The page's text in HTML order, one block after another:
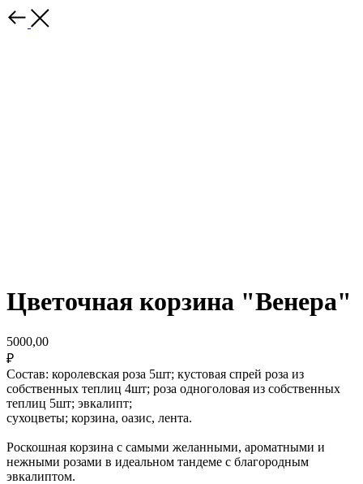
Цветочная корзина "Венера"
5000,00
₽
Состав: королевская роза 5шт; кустовая спрей роза из
собственных теплиц 4шт; роза одноголовая из собственных
теплиц 5шт; эвкалипт;
сухоцветы; корзина, оазис, лента.
Роскошная корзина с самыми желанными, ароматными и
нежными розами в идеальном тандеме с благородным
эвкалиптом.